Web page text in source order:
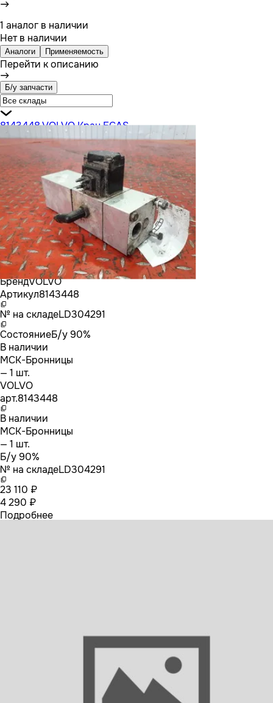
1 аналог в наличии
Нет в наличии
Аналоги Применяемость
Перейти к описанию
Б/у запчасти
8143448 VOLVO Кран ECAS
БрендVOLVO
Артикул8143448
№ на складеLD304291
СостояниеБ/у 90%
В наличии
МСК-Бронницы
— 1 шт.
VOLVO
арт.8143448
В наличии
МСК-Бронницы
— 1 шт.
Б/у 90%
№ на складеLD304291
23 110 ₽
4 290 ₽
Подробнее